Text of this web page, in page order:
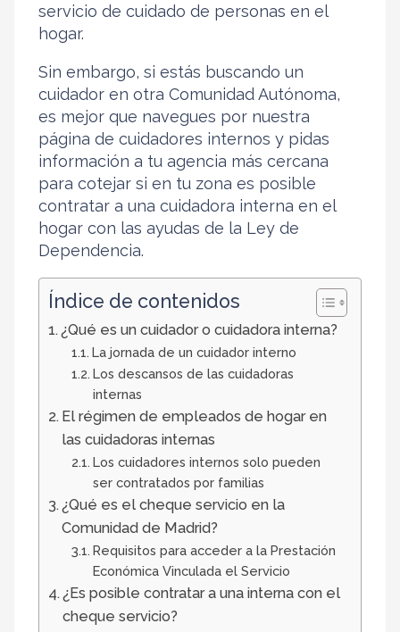
servicio de cuidado de personas en el
hogar.
Sin embargo, si estás buscando un
cuidador en otra Comunidad Autónoma,
es mejor que navegues por nuestra
página de cuidadores internos y pidas
información a tu agencia más cercana
para cotejar si en tu zona es posible
contratar a una cuidadora interna en el
hogar con las ayudas de la Ley de
Dependencia.
Índice de contenidos
¿Qué es un cuidador o cuidadora interna?
La jornada de un cuidador interno
Los descansos de las cuidadoras
internas
El régimen de empleados de hogar en
las cuidadoras internas
Los cuidadores internos solo pueden
ser contratados por familias
¿Qué es el cheque servicio en la
Comunidad de Madrid?
Requisitos para acceder a la Prestación
Económica Vinculada el Servicio
¿Es posible contratar a una interna con el
cheque servicio?